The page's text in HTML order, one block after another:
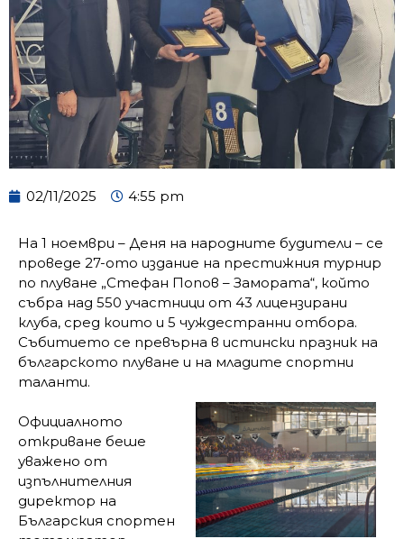
02/11/2025 4:55 pm
На 1 ноември – Деня на народните будители – се
проведе 27-ото издание на престижния турнир
по плуване „Стефан Попов – Замората“, който
събра над 550 участници от 43 лицензирани
клуба, сред които и 5 чуждестранни отбора.
Събитието се превърна в истински празник на
българското плуване и на младите спортни
таланти.
Официалното
откриване беше
уважено от
изпълнителния
директор на
Българския спортен